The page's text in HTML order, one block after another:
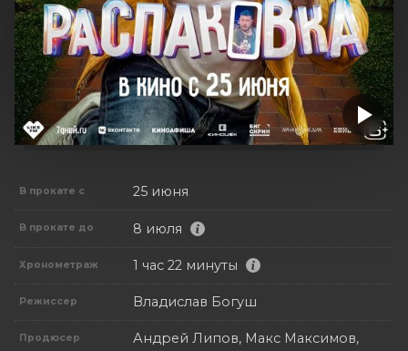
В прокате с 25 июня
В прокате до 8 июля
Хронометраж 1 час 22 минуты
Режиссер Владислав Богуш
Продюсер
Андрей Липов, Макс Максимов,